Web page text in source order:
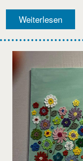
Weiterlesen